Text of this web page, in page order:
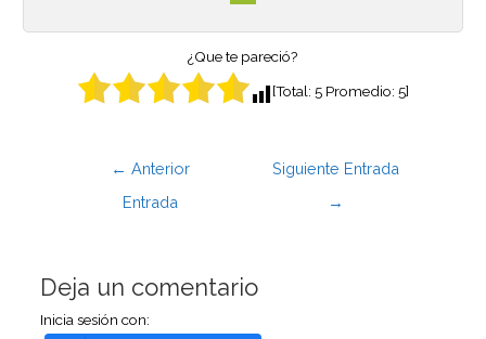
¿Que te pareció?
[Total: 5 Promedio: 5]
← Anterior
Entrada
Siguiente Entrada
→
Deja un comentario
Inicia sesión con: